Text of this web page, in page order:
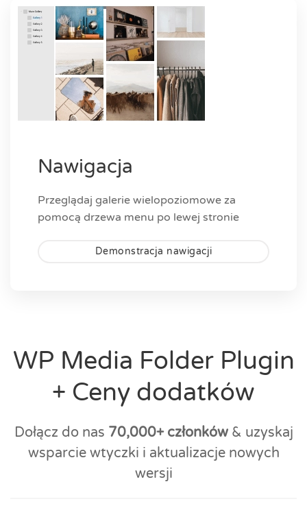
Nawigacja
Przeglądaj galerie wielopoziomowe za
pomocą drzewa menu po lewej stronie
Demonstracja nawigacji
WP Media Folder Plugin
+ Ceny dodatków
Dołącz do nas 70,000+ członków& uzyskaj
wsparcie wtyczki i aktualizacje nowych
wersji